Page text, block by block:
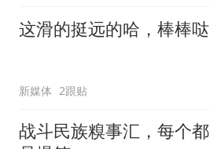
这滑的挺远的哈，棒棒哒
新媒体 2跟贴
战斗民族糗事汇，每个都